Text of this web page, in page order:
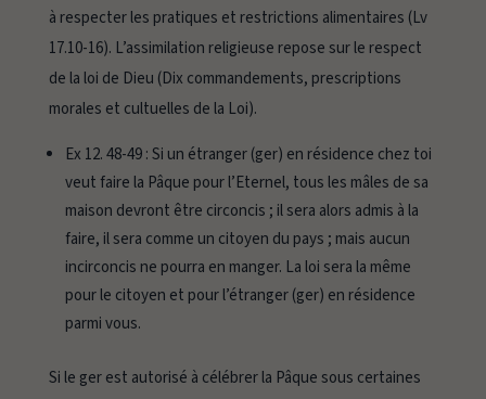
à respecter les pratiques et restrictions alimentaires (Lv
17.10-16). L’assimilation religieuse repose sur le respect
de la loi de Dieu (Dix commandements, prescriptions
morales et cultuelles de la Loi).
Ex 12. 48-49 :Si un étranger (ger) en résidence chez toi
veut faire la Pâque pour l’Eternel, tous les mâles de sa
maison devront être circoncis ; il sera alors admis à la
faire, il sera comme un citoyen du pays ; mais aucun
incirconcis ne pourra en manger. La loi sera la même
pour le citoyen et pour l’étranger (ger) en résidence
parmi vous.
Si le gerest autorisé à célébrer la Pâque sous certaines